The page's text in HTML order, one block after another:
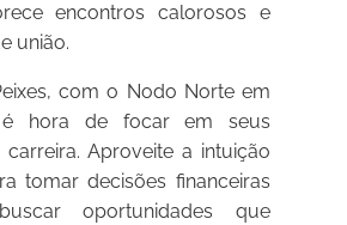
encontros calorosos e
união.
com o Nodo Norte em
hora de focar em seus
Aproveite a intuição
tomar decisões financeiras
oportunidades que